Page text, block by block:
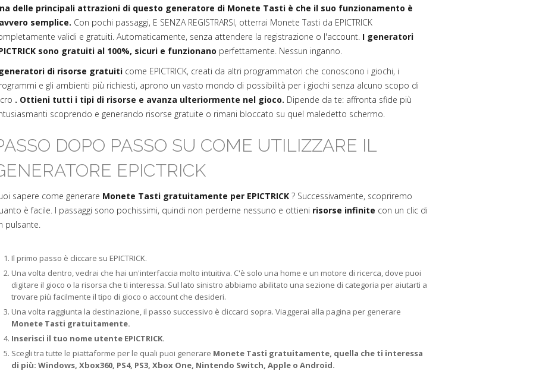
delle principali attrazioni di questo generatore di Monete Tasti è che il suo funzionamento è
semplice. Con pochi passaggi, E SENZA REGISTRARSI, otterrai Monete Tasti da EPICTRICK
validi e gratuiti. Automaticamente, senza attendere la registrazione o l'account. I generatori
sono gratuiti al 100%, sicuri e funzionano perfettamente. Nessun inganno.
di risorse gratuiti come EPICTRICK, creati da altri programmatori che conoscono i giochi, i
e gli ambienti più richiesti, aprono un vasto mondo di possibilità per i giochi senza alcuno scopo di
. Ottieni tutti i tipi di risorse e avanza ulteriormente nel gioco. Dipende da te: affronta sfide più
scoprendo e generando risorse gratuite o rimani bloccato su quel maledetto schermo.
DOPO PASSO SU COME UTILIZZARE IL
EPICTRICK
sapere come generare Monete Tasti gratuitamente per EPICTRICK ? Successivamente, scopriremo
è facile. I passaggi sono pochissimi, quindi non perderne nessuno e ottieni risorse infinite con un clic di
pulsante.
Il primo passo è cliccare su EPICTRICK.
Una volta dentro, vedrai che hai un'interfaccia molto intuitiva. C'è solo una home e un motore di ricerca, dove puoi
digitare il gioco o la risorsa che ti interessa. Sul lato sinistro abbiamo abilitato una sezione di categoria per aiutarti a
trovare più facilmente il tipo di gioco o account che desideri.
Una volta raggiunta la destinazione, il passo successivo è cliccarci sopra. Viaggerai alla pagina per generare
Monete Tasti gratuitamente.
Inserisci il tuo nome utente EPICTRICK.
Scegli tra tutte le piattaforme per le quali puoi generare Monete Tasti gratuitamente, quella che ti interessa
di più: Windows, Xbox360, PS4, PS3, Xbox One, Nintendo Switch, Apple o Android.